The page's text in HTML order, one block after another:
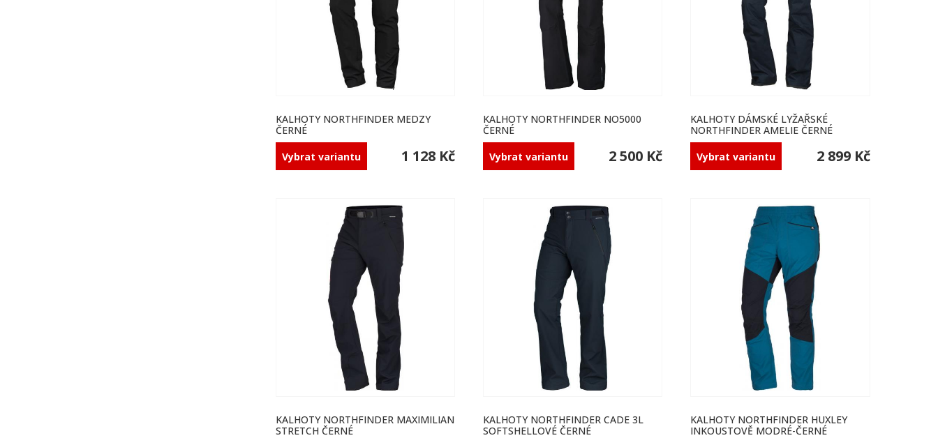
KALHOTY NORTHFINDER MEDZY
ČERNÉ
Vybrat variantu
1 128 Kč
KALHOTY NORTHFINDER NO5000
ČERNÉ
Vybrat variantu
2 500 Kč
KALHOTY DÁMSKÉ LYŽAŘSKÉ
NORTHFINDER AMELIE ČERNÉ
Vybrat variantu
2 899 Kč
KALHOTY NORTHFINDER MAXIMILIAN
STRETCH ČERNÉ
KALHOTY NORTHFINDER CADE 3L
SOFTSHELLOVÉ ČERNÉ
KALHOTY NORTHFINDER HUXLEY
INKOUSTOVĚ MODRÉ-ČERNÉ